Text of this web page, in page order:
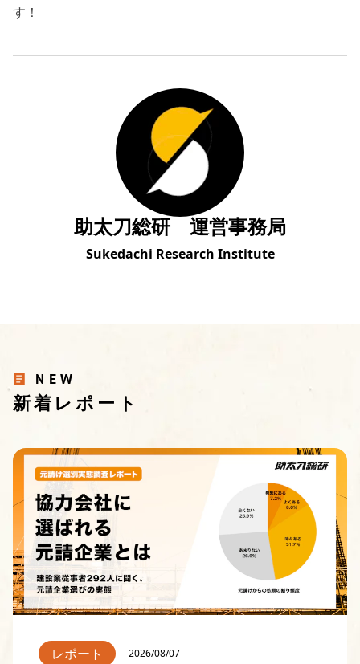
す！
助太刀総研 運営事務局
Sukedachi Research Institute
NEW
新着レポート
レポート 2026/08/07